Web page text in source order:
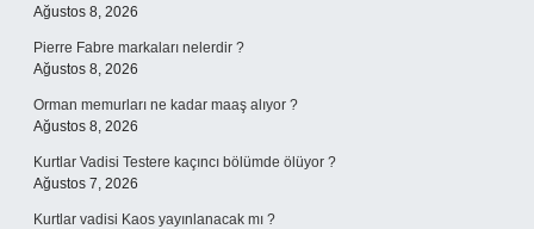
Ağustos 8, 2026
Pierre Fabre markaları nelerdir ?
Ağustos 8, 2026
Orman memurları ne kadar maaş alıyor ?
Ağustos 8, 2026
Kurtlar Vadisi Testere kaçıncı bölümde ölüyor ?
Ağustos 7, 2026
Kurtlar vadisi Kaos yayınlanacak mı ?